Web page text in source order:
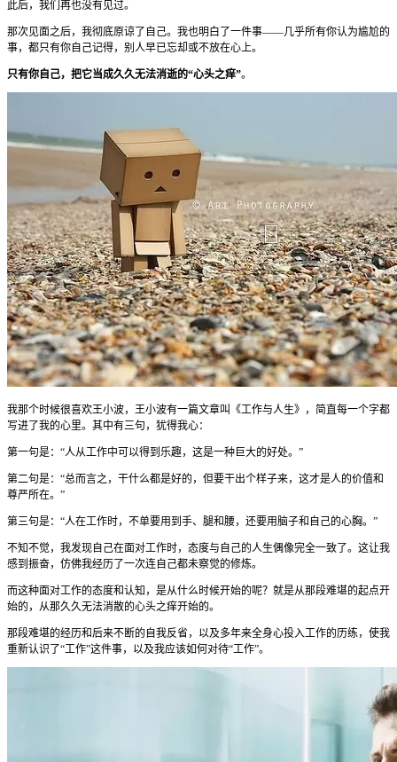
此后，我们再也没有见过。
那次见面之后，我彻底原谅了自己。我也明白了一件事——几乎所有你认为尴尬的
事，都只有你自己记得，别人早已忘却或不放在心上。
只有你自己，把它当成久久无法消逝的“心头之痒”。
我那个时候很喜欢王小波，王小波有一篇文章叫《工作与人生》，简直每一个字都
写进了我的心里。其中有三句，犹得我心：
第一句是：“人从工作中可以得到乐趣，这是一种巨大的好处。”
第二句是：“总而言之，干什么都是好的，但要干出个样子来，这才是人的价值和
尊严所在。”
第三句是：“人在工作时，不单要用到手、腿和腰，还要用脑子和自己的心胸。”
不知不觉，我发现自己在面对工作时，态度与自己的人生偶像完全一致了。这让我
感到振奋，仿佛我经历了一次连自己都未察觉的修炼。
而这种面对工作的态度和认知，是从什么时候开始的呢？就是从那段难堪的起点开
始的，从那久久无法消散的心头之痒开始的。
那段难堪的经历和后来不断的自我反省，以及多年来全身心投入工作的历练，使我
重新认识了“工作”这件事，以及我应该如何对待“工作”。